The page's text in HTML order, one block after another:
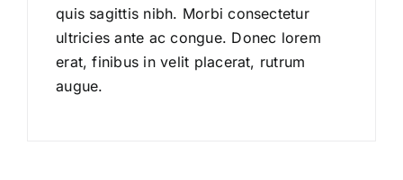
quis sagittis nibh. Morbi consectetur
ultricies ante ac congue. Donec lorem
erat, finibus in velit placerat, rutrum
augue.